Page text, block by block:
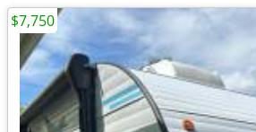
$7,750